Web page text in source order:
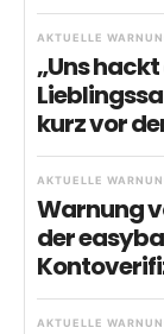
AKTUELLE
„Uns
kurz vor
AKTUELLE
Warnung
der
AKTUELLE